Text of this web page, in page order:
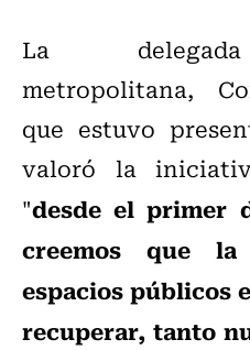
La
metropolitana,
que estuvo
valoró la
"desde el primer
creemos que la
espacios públicos
recuperar, tanto